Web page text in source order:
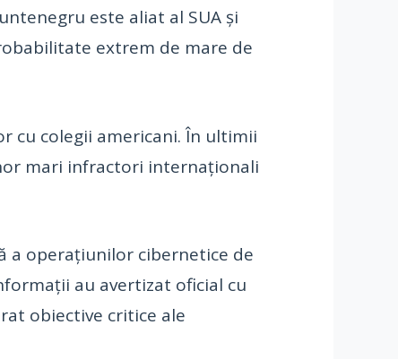
este aliat al SUA și
extrem de mare de
cu colegii americani. În ultimii
mari infractori internaționali
a operațiunilor cibernetice de
au avertizat oficial cu
obiective critice ale